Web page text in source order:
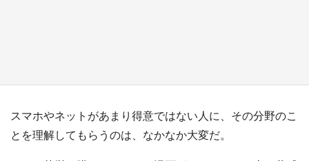
スマホやネットがあまり得意ではない人に、その分野のこ
とを理解してもらうのは、なかなか大変だ。